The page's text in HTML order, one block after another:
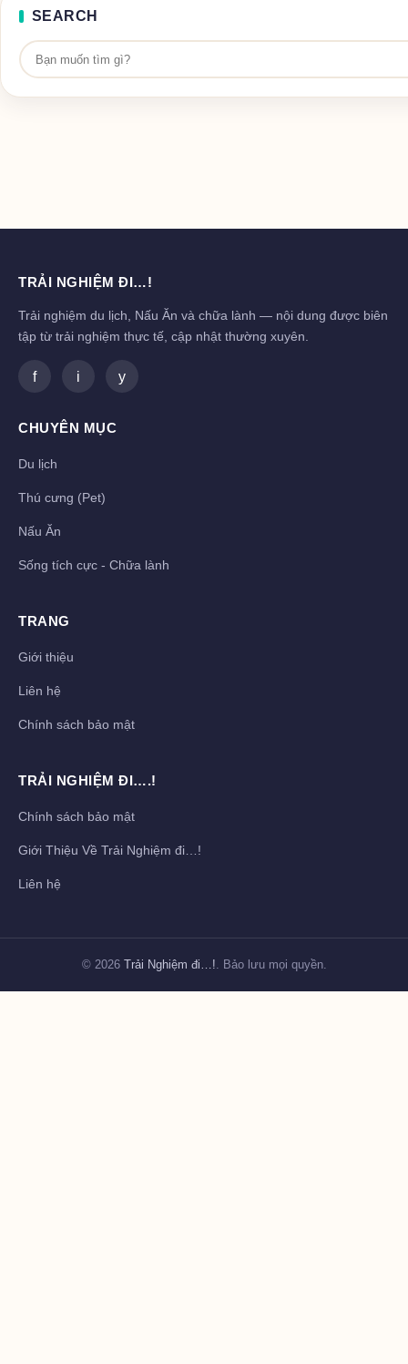
SEARCH
TRẢI NGHIỆM ĐI…!
Trải nghiệm du lịch, Nấu Ăn và chữa lành — nội dung được biên
tập từ trải nghiệm thực tế, cập nhật thường xuyên.
f i y
CHUYÊN MỤC
Du lịch
Thú cưng (Pet)
Nấu Ăn
Sống tích cực - Chữa lành
TRANG
Giới thiệu
Liên hệ
Chính sách bảo mật
TRẢI NGHIỆM ĐI….!
Chính sách bảo mật
Giới Thiệu Về Trải Nghiệm đi…!
Liên hệ
© 2026 Trải Nghiệm đi…!. Bảo lưu mọi quyền.